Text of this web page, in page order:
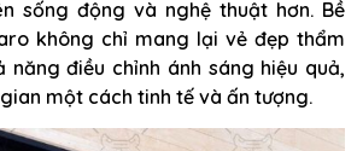
sống động và nghệ thuật hơn. Bề
không chỉ mang lại vẻ đẹp thẩm
điều chỉnh ánh sáng hiệu quả,
một cách tinh tế và ấn tượng.